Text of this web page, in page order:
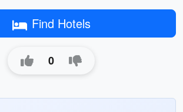
Find Hotels
0